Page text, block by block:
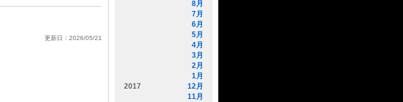
更新日：2026/05/21
8月
7月
6月
5月
4月
3月
2月
1月
2017
12月
11月